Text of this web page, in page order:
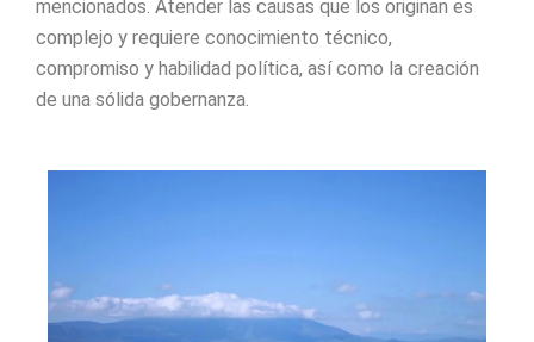
mencionados. Atender las causas que los originan es
complejo y requiere conocimiento técnico,
compromiso y habilidad política, así como la creación
de una sólida gobernanza.